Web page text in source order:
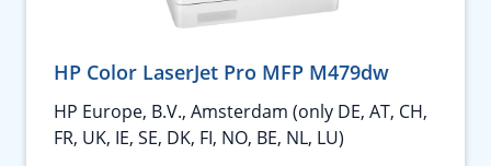
HP Color LaserJet Pro MFP M479dw
HP Europe, B.V., Amsterdam (only DE, AT, CH,
FR, UK, IE, SE, DK, FI, NO, BE, NL, LU)